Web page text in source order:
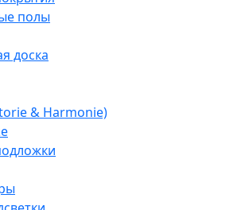
полы
доска
& Harmonie)